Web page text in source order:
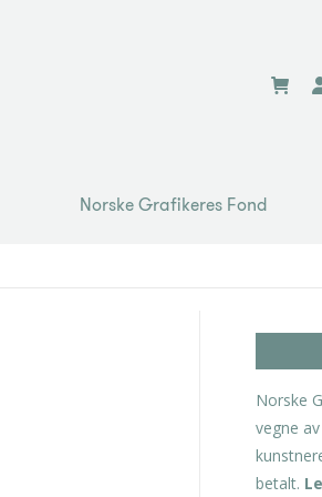
Norske Grafikeres Fond
Norske
vegne
betalt.